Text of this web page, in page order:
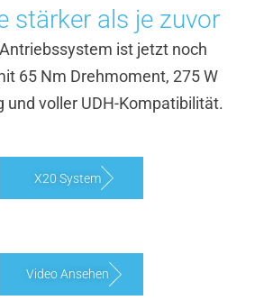
stärker als je zuvor
ist jetzt noch
65 Nm Drehmoment, 275 W
und voller UDH-Kompatibilität.
X20 System
Video Ansehen